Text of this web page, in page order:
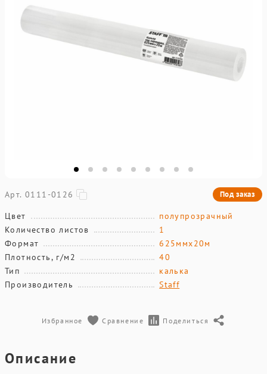
Арт. 0111-0126 Под заказ
Цвет
полупрозрачный
Количество листов
1
Формат
625ммх20м
Плотность, г/м2
40
Тип
калька
Производитель
Staff
Избранное Сравнение Поделиться
Описание